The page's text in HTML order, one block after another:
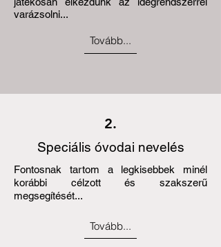
varázsolni...
Tovább...
2.
Speciális óvodai nevelés
Fontosnak tartom a legkisebbek minél
korábbi célzott és szakszerű
megsegítését...
Tovább...